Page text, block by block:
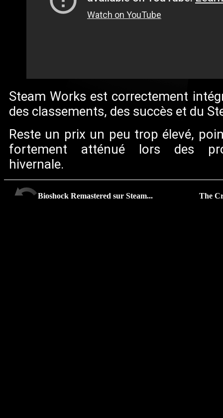
Steam Works est correctement
des classements, des succès et du
Reste un prix un peu trop élevé,
fortement atténué lors des
hivernale.
Bioshock Remastered sur Steam... The